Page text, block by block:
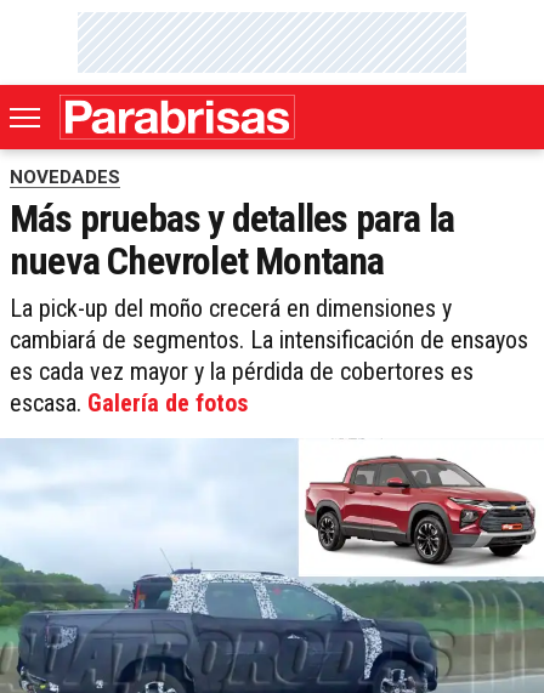
NOVEDADES
Más pruebas y detalles para la
nueva Chevrolet Montana
La pick-up del moño crecerá en dimensiones y
cambiará de segmentos. La intensificación de ensayos
es cada vez mayor y la pérdida de cobertores es
escasa. Galería de fotos